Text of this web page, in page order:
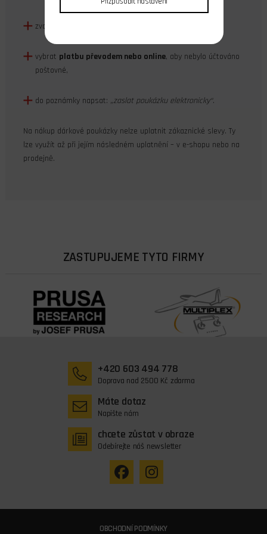
zvolit
vybrat platbu převodem nebo online, aby nebylo účtováno
poštovné,
do poznámky napsat: „zaslat poukázku elektronicky“.
Na nákup dárkové poukázky nelze uplatnit zákaznické slevy. Ty
lze využít až při jejím následném uplatnění – v e-shopu nebo na
prodejně.
ZASTUPUJEME TYTO FIRMY
+420 603 494 778
Doprava nad 2500 Kč zdarma
Máte dotaz
Napište nám
chcete zůstat v obraze
Odebírejte náš newsletter
OBCHODNÍ PODMÍNKY